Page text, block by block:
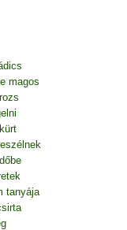
magos
tanyája